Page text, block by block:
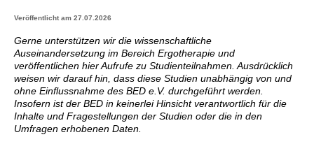
Veröffentlicht am 27.07.2026
Gerne unterstützen wir die wissenschaftliche
Auseinandersetzung im Bereich Ergotherapie und
veröffentlichen hier Aufrufe zu Studienteilnahmen. Ausdrücklich
weisen wir darauf hin, dass diese Studien unabhängig von und
ohne Einflussnahme des BED e.V. durchgeführt werden.
Insofern ist der BED in keinerlei Hinsicht verantwortlich für die
Inhalte und Fragestellungen der Studien oder die in den
Umfragen erhobenen Daten.